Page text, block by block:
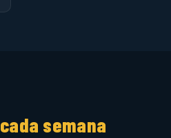
cada semana